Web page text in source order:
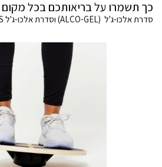
כך תשמרו על בריאותכם בכל
סדרת אלכו-ג'ל (ALCO-GEL) וסדרת אלכו-ג'ל PHARMA WIPES